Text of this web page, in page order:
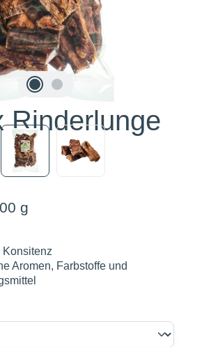
Rinderlunge
g
Konsitenz
Aromen, Farbstoffe und